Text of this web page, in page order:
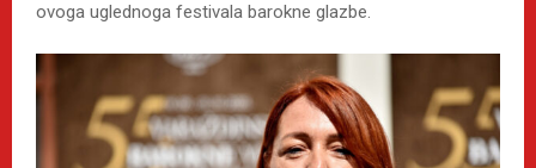
ovoga uglednoga festivala barokne glazbe.